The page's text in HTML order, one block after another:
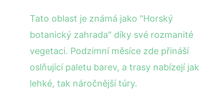
Tato oblast je známá jako "Horský
botanický zahrada" díky své rozmanité
vegetaci. Podzimní měsíce zde přináší
oslňující paletu barev, a trasy nabízejí jak
lehké, tak náročnější túry.